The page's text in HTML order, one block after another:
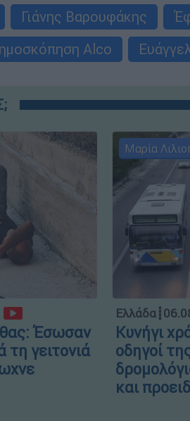
Γιάνης Βαρουφάκης
Alco
Έσωσαν
γειτονιά
Μαρία
Ελλάδα┋
Κυνήγι
οδηγοί
και